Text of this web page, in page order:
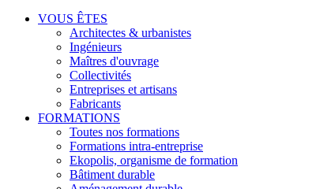
VOUS ÊTES
Architectes & urbanistes
Ingénieurs
Maîtres d'ouvrage
Collectivités
Entreprises et artisans
Fabricants
FORMATIONS
Toutes nos formations
Formations intra-entreprise
Ekopolis, organisme de formation
Bâtiment durable